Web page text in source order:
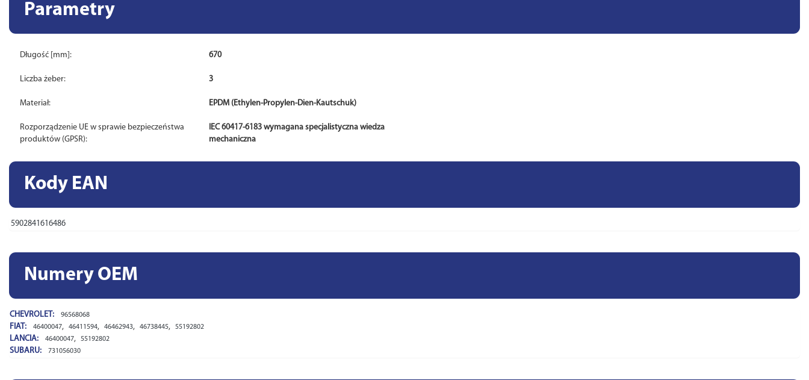
Parametry
Długość [mm]: 670
Liczba żeber: 3
Materiał: EPDM (Ethylen-Propylen-Dien-Kautschuk)
Rozporządzenie UE w sprawie bezpieczeństwa
produktów (GPSR):
IEC 60417-6183 wymagana specjalistyczna wiedza
mechaniczna
Kody EAN
5902841616486
Numery OEM
CHEVROLET: 96568068
FIAT: 46400047, 46411594, 46462943, 46738445, 55192802
LANCIA: 46400047, 55192802
SUBARU: 731056030